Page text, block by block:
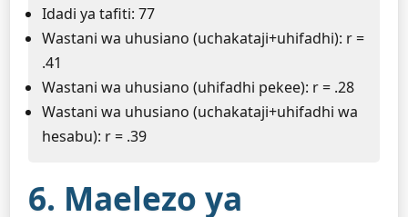
Idadi ya tafiti: 77
Wastani wa uhusiano (uchakataji+uhifadhi): r =
.41
Wastani wa uhusiano (uhifadhi pekee): r = .28
Wastani wa uhusiano (uchakataji+uhifadhi wa
hesabu): r = .39
6. Maelezo ya